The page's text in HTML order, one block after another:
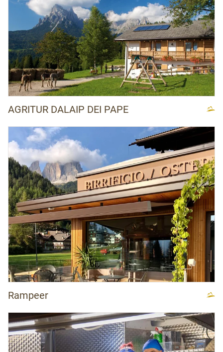
AGRITUR DALAIP DEI PAPE
Rampeer